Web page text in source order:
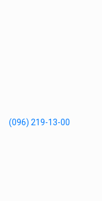
(096) 219-13-00